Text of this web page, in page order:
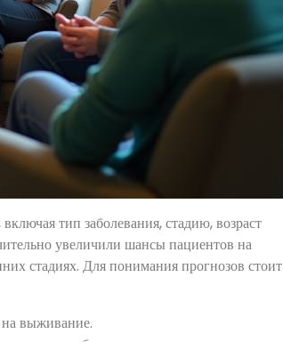
тип заболевания, стадию, возраст
увеличили шансы пациентов на
стадиях. Для понимания прогнозов стоит
выживание.